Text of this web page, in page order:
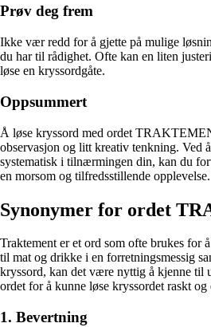
Prøv deg frem
Ikke vær redd for å gjette på mulige
du har til rådighet. Ofte kan en liten
løse en kryssordgåte.
Oppsummert
Å løse kryssord med ordet
observasjon og litt kreativ tenkning. Ved
systematisk i tilnærmingen din, kan du
en morsom og tilfredsstillende opplevelse.
Synonymer for ordet
Traktement er et ord som ofte brukes for
til mat og drikke i en forretningsmessig
kryssord, kan det være nyttig å kjenne til
ordet for å kunne løse kryssordet raskt
1. Bevertning